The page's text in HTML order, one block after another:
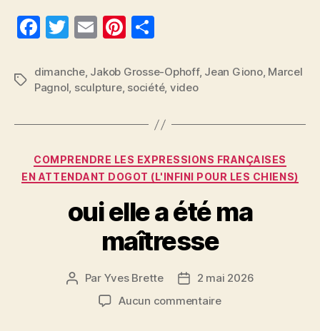
F
c
e
b
o
k
T
itt
er
E
ai
l
Pi
er
es
t
rt
a
g
Étiquettes
dimanche, Jakob Grosse-Ophoff, Jean Giono, Marcel
Pagnol, sculpture, société, video
Catégories
COMPRENDRE LES EXPRESSIONS FRANÇAISES
EN ATTENDANT DOGOT (L'INFINI POUR LES CHIENS)
oui elle a été ma
maîtresse
Auteur
l’article
Par Yves Brette
Date2 mai 2026
Aucun commentairesur